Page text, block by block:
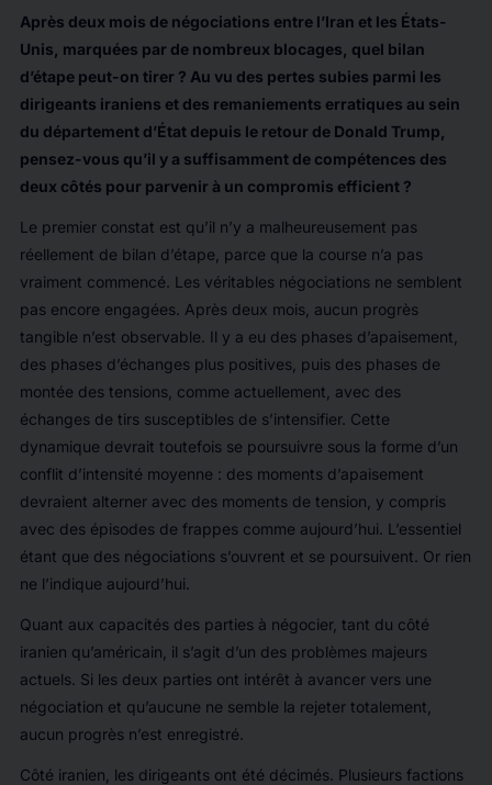
Après deux mois de négociations entre l’Iran et les États-
Unis, marquées par de nombreux blocages, quel bilan
d’étape peut-on tirer ? Au vu des pertes subies parmi les
dirigeants iraniens et des remaniements erratiques au sein
du département d’État depuis le retour de Donald Trump,
pensez-vous qu’il y a suffisamment de compétences des
deux côtés pour parvenir à un compromis efficient ?
Le premier constat est qu’il n’y a malheureusement pas
réellement de bilan d’étape, parce que la course n’a pas
vraiment commencé. Les véritables négociations ne semblent
pas encore engagées. Après deux mois, aucun progrès
tangible n’est observable. Il y a eu des phases d’apaisement,
des phases d’échanges plus positives, puis des phases de
montée des tensions, comme actuellement, avec des
échanges de tirs susceptibles de s’intensifier. Cette
dynamique devrait toutefois se poursuivre sous la forme d’un
conflit d’intensité moyenne : des moments d’apaisement
devraient alterner avec des moments de tension, y compris
avec des épisodes de frappes comme aujourd’hui. L’essentiel
étant que des négociations s’ouvrent et se poursuivent. Or rien
ne l’indique aujourd’hui.
Quant aux capacités des parties à négocier, tant du côté
iranien qu’américain, il s’agit d’un des problèmes majeurs
actuels. Si les deux parties ont intérêt à avancer vers une
négociation et qu’aucune ne semble la rejeter totalement,
aucun progrès n’est enregistré.
Côté iranien, les dirigeants ont été décimés. Plusieurs factions